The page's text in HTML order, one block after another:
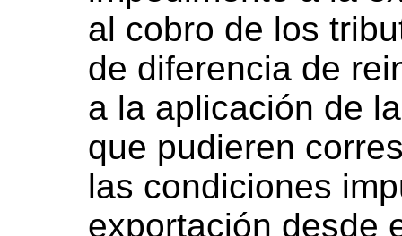
al cobro de los
de diferencia de
a la aplicación de
que pudieren
las condiciones
exportación desde